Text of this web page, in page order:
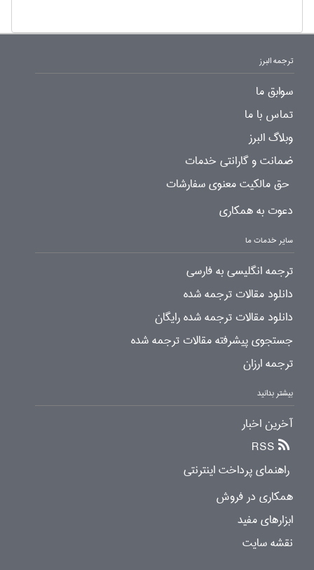
ترجمه البرز
سوابق ما
تماس با ما
وبلاگ البرز
ضمانت و گارانتی خدمات
حق مالکیت معنوی سفارشات
دعوت به همکاری
سایر خدمات ما
ترجمه انگلیسی به فارسی
دانلود مقالات ترجمه شده
دانلود مقالات ترجمه شده رایگان
جستجوی پیشرفته مقالات ترجمه شده
ترجمه ارزان
بیشتر بدانید
آخرین اخبار
RSS
راهنمای پرداخت اینترنتی
همکاری در فروش
ابزارهای مفید
نقشه سایت